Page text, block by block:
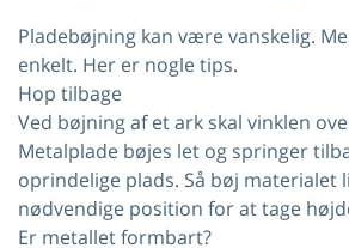
Pladebøjning kan være vanskelig.
enkelt. Her er nogle tips.
Hop tilbage
Ved bøjning af et ark skal vinklen
Metalplade bøjes let og springer
oprindelige plads. Så bøj materialet
nødvendige position for at tage
Er metallet formbart?